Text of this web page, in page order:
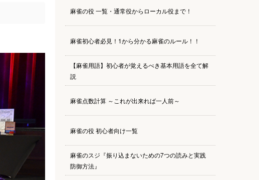
麻雀の役 一覧・通常役からローカル役まで！
麻雀初心者必見！1から分かる麻雀のルール！！
【麻雀用語】初心者が覚えるべき基本用語を全て解
説
麻雀点数計算 ～これが出来れば一人前～
麻雀の役 初心者向け一覧
麻雀のスジ『振り込まないための7つの読みと実践
防御方法』